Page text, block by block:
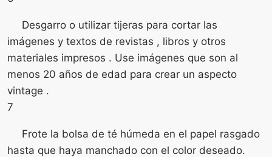
Desgarro o utilizar tijeras para cortar las
imágenes y textos de revistas , libros y otros
materiales impresos . Use imágenes que son al
menos 20 años de edad para crear un aspecto
vintage .
7
Frote la bolsa de té húmeda en el papel rasgado
hasta que haya manchado con el color deseado.